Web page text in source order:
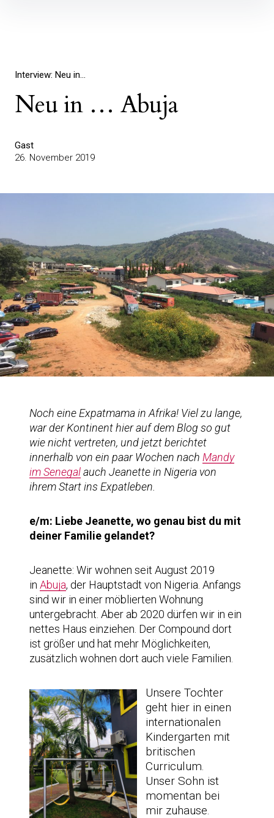
Interview: Neu in...
Neu in … Abuja
Gast
26. November 2019
Noch eine Expatmama in Afrika! Viel zu lange,
war der Kontinent hier auf dem Blog so gut
wie nicht vertreten, und jetzt berichtet
innerhalb von ein paar Wochen nach Mandy
im Senegalauch Jeanette in Nigeria von
ihrem Start ins Expatleben.
e/m: Liebe Jeanette, wo genau bist du mit
deiner Familie gelandet?
Jeanette: Wir wohnen seit August 2019
in Abuja, der Hauptstadt von Nigeria. Anfangs
sind wir in einer möblierten Wohnung
untergebracht. Aber ab 2020 dürfen wir in ein
nettes Haus einziehen. Der Compound dort
ist größer und hat mehr Möglichkeiten,
zusätzlich wohnen dort auch viele Familien.
Unsere Tochter
geht hier in einen
internationalen
Kindergarten mit
britischen
Curriculum.
Unser Sohn ist
momentan bei
mir zuhause.